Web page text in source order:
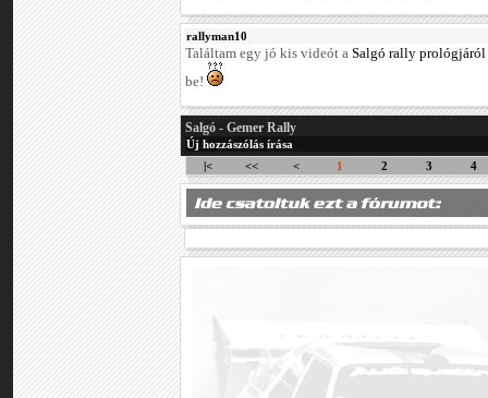
rallyman10
Találtam egy jó kis videót a Salgó rally prológjáról
be!
Salgó - Gemer Rally
Új hozzászólás írása
|<
<< < 1 2 3 4